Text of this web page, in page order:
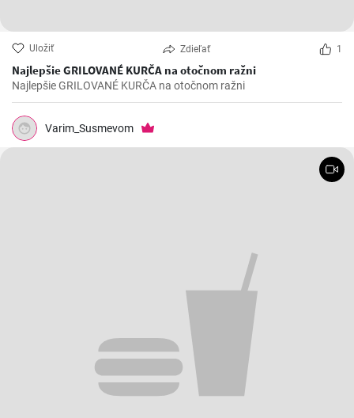
Uložiť Zdieľať 1
Najlepšie GRILOVANÉ KURČA na otočnom ražni
Najlepšie GRILOVANÉ KURČA na otočnom ražni
Varim_Susmevom